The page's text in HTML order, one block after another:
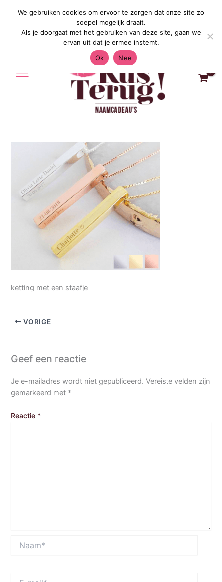
Gratis Verzending in Nederland &
ketting met een staafje
VORIGE
Geef een reactie
Je e-mailadres wordt niet gepubliceerd. Vereiste velden zijn
gemarkeerd met *
Reactie *
We gebruiken cookies om ervoor te zorgen dat onze site zo
soepel mogelijk draait.
Als je doorgaat met het gebruiken van deze site, gaan we
ervan uit dat je ermee instemt.
Ok
Nee